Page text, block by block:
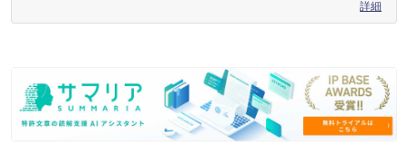
詳細